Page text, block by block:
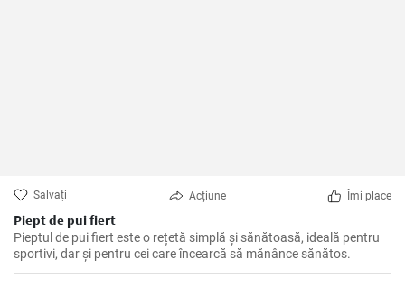
Salvați Acțiune Îmi place
Piept de pui fiert
Pieptul de pui fiert este o rețetă simplă și sănătoasă, ideală pentru
sportivi, dar și pentru cei care încearcă să mănânce sănătos.